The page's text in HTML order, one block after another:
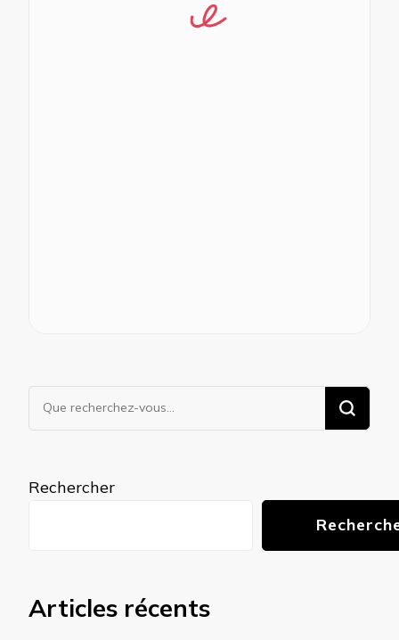
Vous
recherchiez
Rechercher
Articles récents